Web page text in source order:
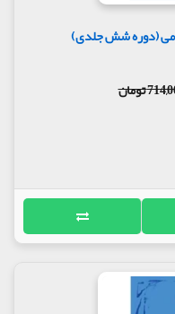
(دوره شش جلدی)
تومان